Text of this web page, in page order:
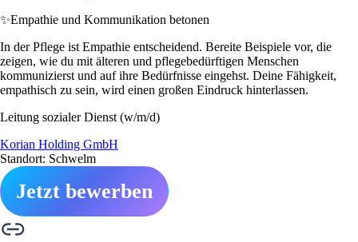
✨Empathie und Kommunikation betonen
In der Pflege ist Empathie entscheidend. Bereite Beispiele vor, die
zeigen, wie du mit älteren und pflegebedürftigen Menschen
kommunizierst und auf ihre Bedürfnisse eingehst. Deine Fähigkeit,
empathisch zu sein, wird einen großen Eindruck hinterlassen.
Leitung sozialer Dienst (w/m/d)
Korian Holding GmbH
Standort: Schwelm
Jetzt bewerben